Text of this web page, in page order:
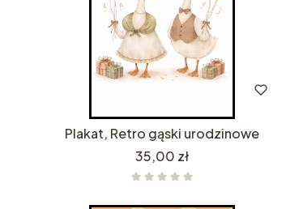
Plakat, Retro gąski urodzinowe
Cena
35,00 zł